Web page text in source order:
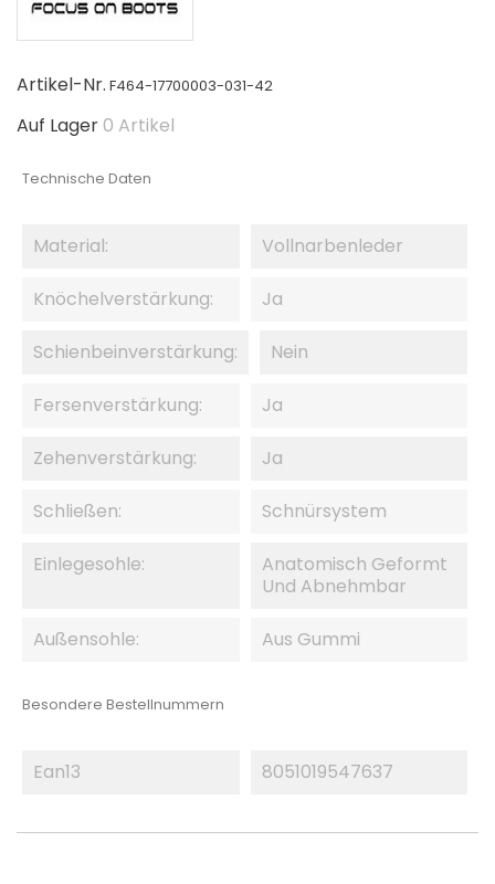
Artikel-Nr. F464-17700003-031-42
Auf Lager0 Artikel
Technische Daten
Material: Vollnarbenleder
Knöchelverstärkung: Ja
Schienbeinverstärkung: Nein
Fersenverstärkung: Ja
Zehenverstärkung: Ja
Schließen: Schnürsystem
Einlegesohle:
Anatomisch Geformt
Und Abnehmbar
Außensohle: Aus Gummi
Besondere Bestellnummern
Ean13 8051019547637